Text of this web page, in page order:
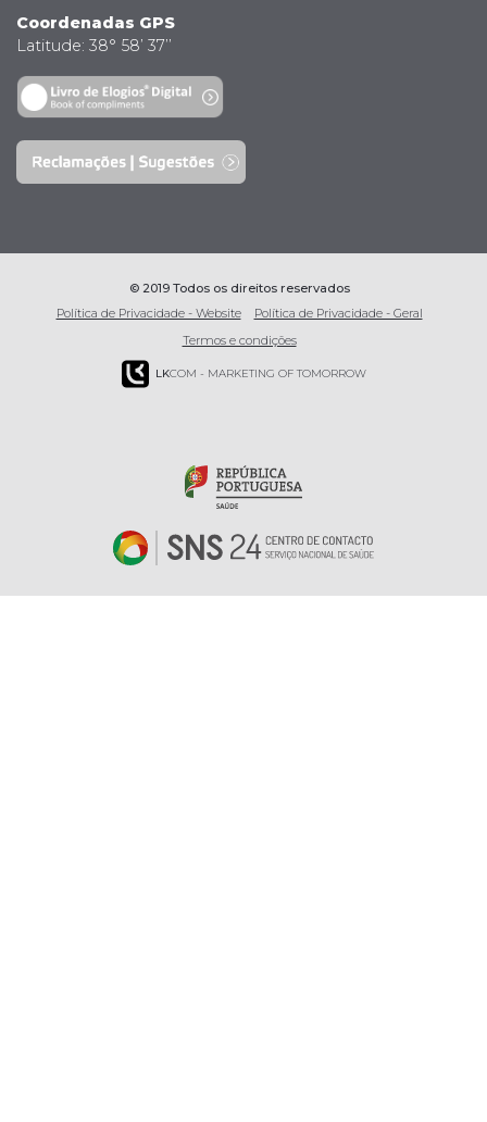
Coordenadas GPS
Latitude: 38° 58’ 37’’
© 2019 Todos os direitos reservados
Política de Privacidade - Website
Política de Privacidade - Geral
Termos e condições
LKCOM - MARKETING OF TOMORROW